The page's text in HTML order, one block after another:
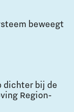
beweegt
dichter bij de
Region-